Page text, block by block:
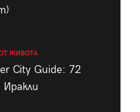
ЖИВОТА
City Guide: 72
Иракли